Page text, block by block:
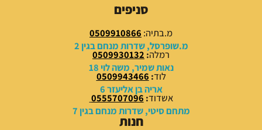
.
0
0
₪
.
0
0
₪
.
סניפים
מ.בתיה: 0509910866
מ.שופרסל, שדרות מנחם בגין 2
רמלה:
0509930132
נאות שמיר, משה לוי 18
לוד:
0509943466
אריה בן אליעזר 6
אשדוד:
0555707096
מתחם סיטי, שדרות מנחם בגין 7
חנות